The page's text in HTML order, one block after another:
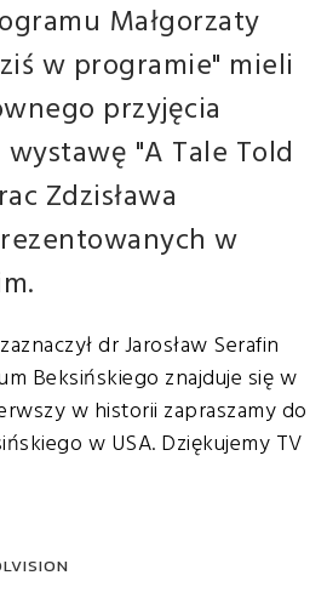
Małgorzaty
w programie" mieli
przyjęcia
"A Tale Told
Zdzisława
w
dr Jarosław Serafin
Beksińskiego znajduje się w
w historii zapraszamy do
w USA. Dziękujemy TV